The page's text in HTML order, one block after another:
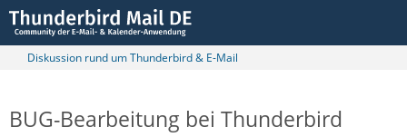
Diskussion rund um Thunderbird & E-Mail
BUG-Bearbeitung bei Thunderbird